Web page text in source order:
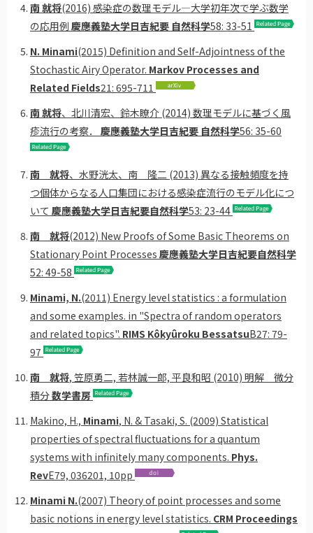
南 就将(2016) 感染症の数理モデル―大学初年次で学ぶ数学
の応用例 慶應義塾大学日吉紀要 自然科学58: 33-51
N. Minami(2015) Definition and Self-Adjointness of the
Stochastic Airy Operator. Markov Processes and
Related Fields21: 695-711
南 就将、北川清宏、鈴木瞭介 (2014) 数理モデルに基づく風
疹流行の考察． 慶應義塾大学日吉紀要 自然科学56: 35-60
南 就将、水野洸太、南 隆二 (2013) 異なる接触頻度を持
つ個体からなる人口集団における感染症流行のモデル化につ
いて 慶應義塾大学日吉紀要自然科学53: 23-44
南 就将(2012) New Proofs of Some Basic Theorems on
Stationary Point Processes 慶應義塾大学日吉紀要自然科学
52: 49-58
Minami, N.(2011) Energy level statistics : a formulation
and some examples. in "Spectra of random operators
and related topics". RIMS Kôkyûroku BessatsuB27: 79-
97
南 就将, 笠原勇二, 若林誠一郎, 平良和昭 (2010) 明解 微分
積分数学書房
Makino, H., Minami, N. & Tasaki, S. (2009) Statistical
properties of spectral fluctuations for a quantum
systems with infinitely many components. Phys.
RevE79, 036201, 10pp
Minami N.(2007) Theory of point processes and some
basic notions in energy level statistics. CRM Proceedings